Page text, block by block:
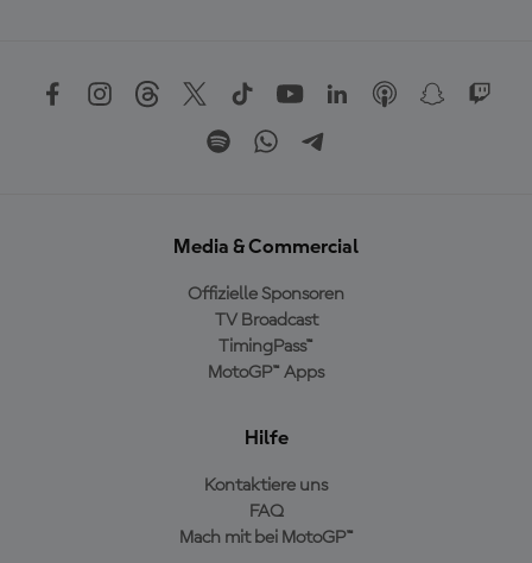
Media & Commercial
Offizielle Sponsoren
TV Broadcast
TimingPass™
MotoGP™ Apps
Hilfe
Kontaktiere uns
FAQ
Mach mit bei MotoGP™